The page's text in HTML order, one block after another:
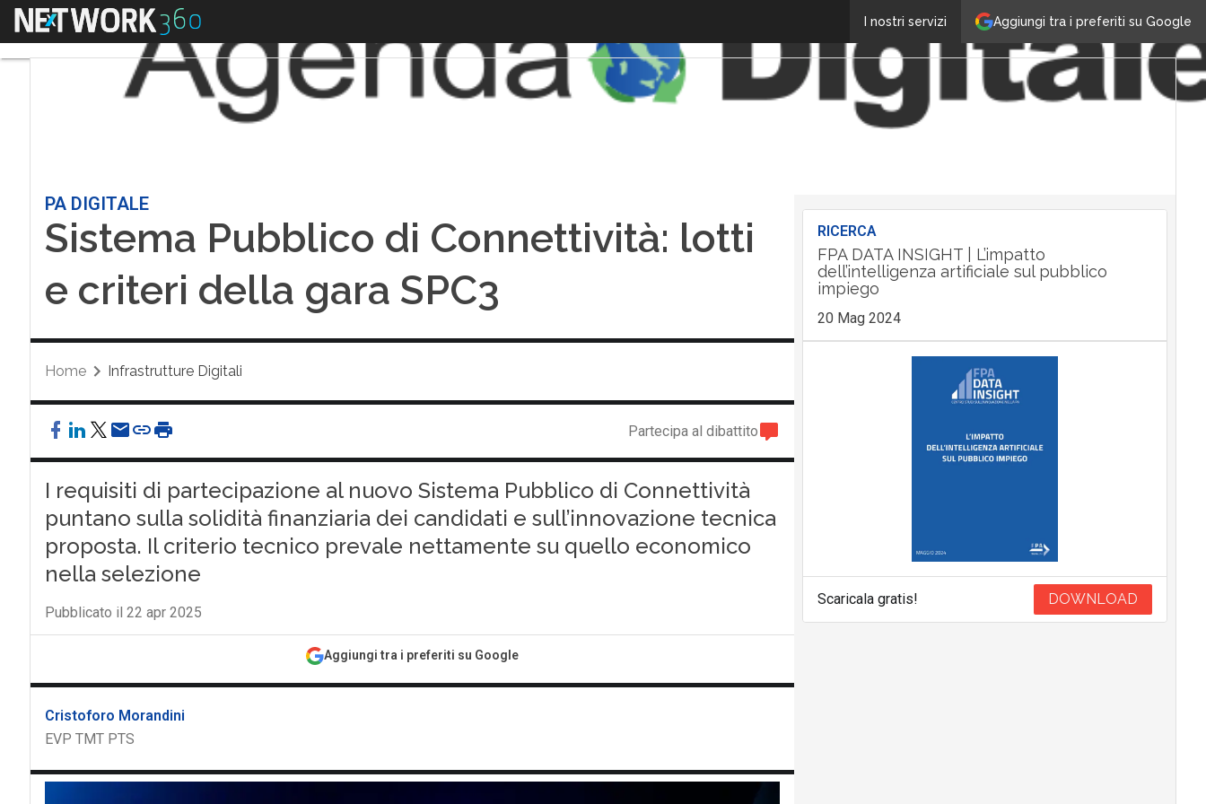
Aggiungi tra i preferiti su Google
I nostri servizi
Menu
PA DIGITALE
Sistema Pubblico di Connettività: lotti
e criteri della gara SPC3
Home Infrastrutture Digitali
Partecipa al dibattito
I requisiti di partecipazione al nuovo Sistema Pubblico di Connettività
puntano sulla solidità finanziaria dei candidati e sull’innovazione tecnica
proposta. Il criterio tecnico prevale nettamente su quello economico
nella selezione
Pubblicato il 22 apr 2025
Aggiungi tra i preferiti su Google
Cristoforo Morandini
EVP TMT PTS
RICERCA
FPA DATA INSIGHT | L’impatto
dell’intelligenza artificiale sul pubblico
impiego
20 Mag 2024
Scaricala gratis! DOWNLOAD